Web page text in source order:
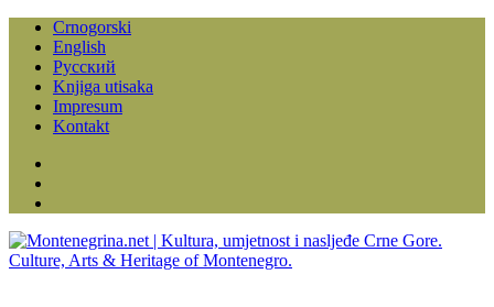
Crnogorski
English
Русский
Knjiga utisaka
Impresum
Kontakt